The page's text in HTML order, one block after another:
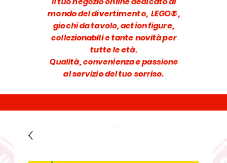
mondo del divertimento, LEGO®,
giochi da tavolo, action figure,
collezionabili e tante novità per
tutte le età.
Qualità, convenienza e passione
al servizio del tuo sorriso.